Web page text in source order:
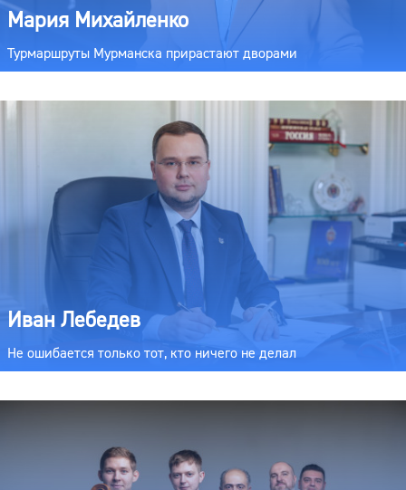
Мария Михайленко
Турмаршруты Мурманска прирастают дворами
Иван Лебедев
Не ошибается только тот, кто ничего не делал